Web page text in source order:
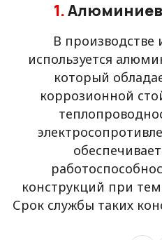
1.
В производстве
используется
который
коррозионной
конструкций при
Срок службы таких